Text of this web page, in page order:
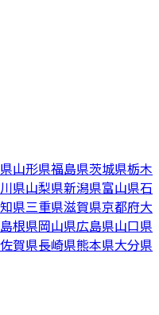
山形県福島県茨城県栃木
県山梨県新潟県富山県石
県三重県滋賀県京都府大
島根県岡山県広島県山口県
佐賀県長崎県熊本県大分県